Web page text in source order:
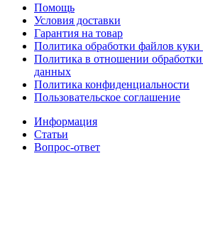
Помощь
Условия доставки
Гарантия на товар
Политика обработки файлов куки
Политика в отношении
данных
Политика конфиденциальности
Пользовательское соглашение
Информация
Статьи
Вопрос-ответ